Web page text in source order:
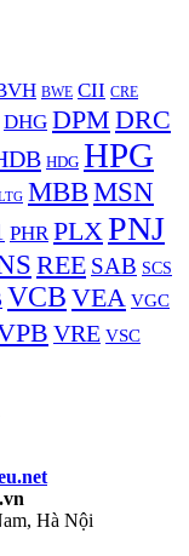
BWE CII CRE
DHG DPM DRC
HDG HPG
MBBMSN
PHR PLX PNJ
REE SAB SCS
VCB VEA VGC
VRE VSC
Hà Nội